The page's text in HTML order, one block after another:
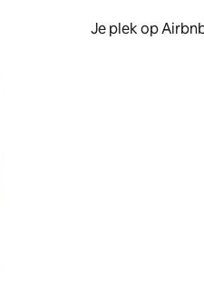
Je plek op